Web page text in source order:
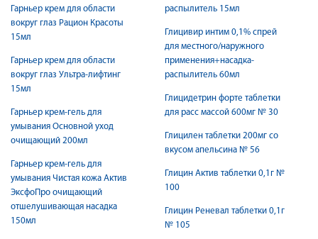
Гарньер крем для области
вокруг глаз Рацион Красоты
15мл
Гарньер крем для области
вокруг глаз Ультра-лифтинг
15мл
Гарньер крем-гель для
умывания Основной уход
очищающий 200мл
Гарньер крем-гель для
умывания Чистая кожа Актив
ЭксфоПро очищающий
отшелушивающая насадка
150мл
распылитель 15мл
Глицивир интим 0,1% спрей
для местного/наружного
применения+насадка-
распылитель 60мл
Глицидетрин форте таблетки
для расс массой 600мг № 30
Глицилен таблетки 200мг со
вкусом апельсина № 56
Глицин Актив таблетки 0,1г №
100
Глицин Реневал таблетки 0,1г
№ 105